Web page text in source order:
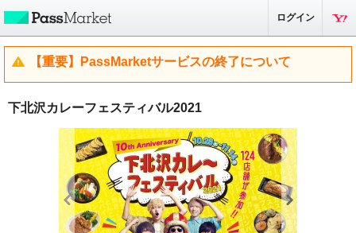
ログイン
【重要】PassMarketサービスの終了について
下北沢カレーフェスティバル2021